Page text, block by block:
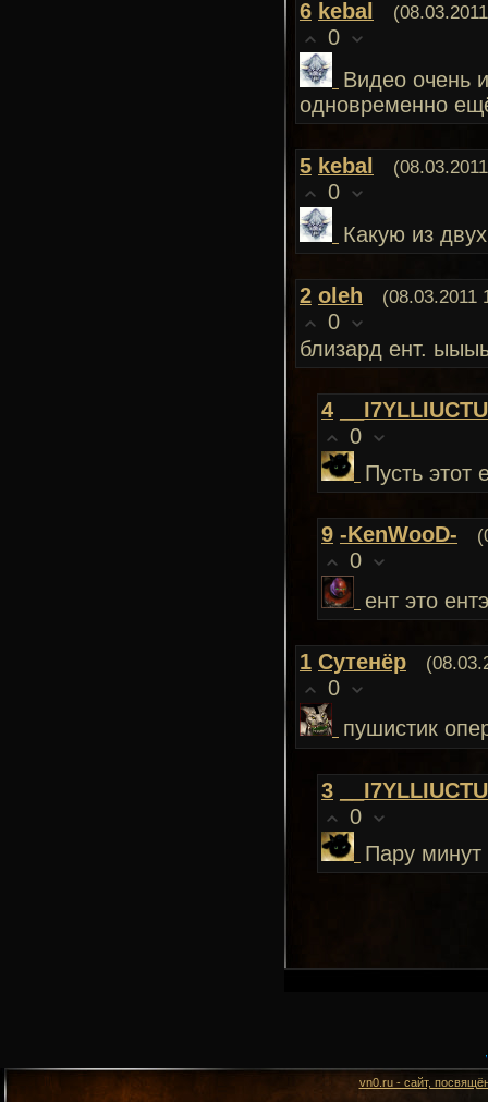
6 kebal
0
Видео очень
одновременно
5 kebal
0
Какую из
2 oleh (08.03.2011
0
близард ент.
4
0
Пусть этот
9 -KenWooD-
0
ент это
1 Сутенёр
0
пушистик
3
0
Пару минут
vn0.ru - сайт,